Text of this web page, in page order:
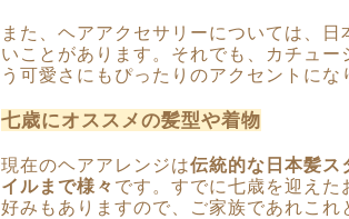
また、ヘアアクセサリーについては、
いことがあります。それでも、カチュ
う可愛さにもぴったりのアクセントにな
七歳にオススメの髪型や着物
現在のヘアアレンジは伝統的な日本髪ス
イルまで様々 です。すでに七歳を迎え
好みもありますので、ご家族であれこれ